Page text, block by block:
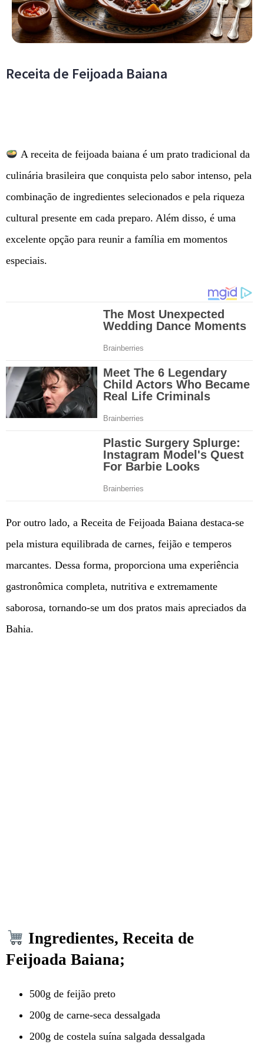
Receita de Feijoada Baiana
A receita de feijoada baiana é um prato tradicional da
culinária brasileira que conquista pelo sabor intenso, pela
combinação de ingredientes selecionados e pela riqueza
cultural presente em cada preparo. Além disso, é uma
excelente opção para reunir a família em momentos
especiais.
Por outro lado, a Receita de Feijoada Baiana destaca-se
pela mistura equilibrada de carnes, feijão e temperos
marcantes. Dessa forma, proporciona uma experiência
gastronômica completa, nutritiva e extremamente
saborosa, tornando-se um dos pratos mais apreciados da
Bahia.
Ingredientes, Receita de
Feijoada Baiana;
500g de feijão preto
200g de carne-seca dessalgada
200g de costela suína salgada dessalgada